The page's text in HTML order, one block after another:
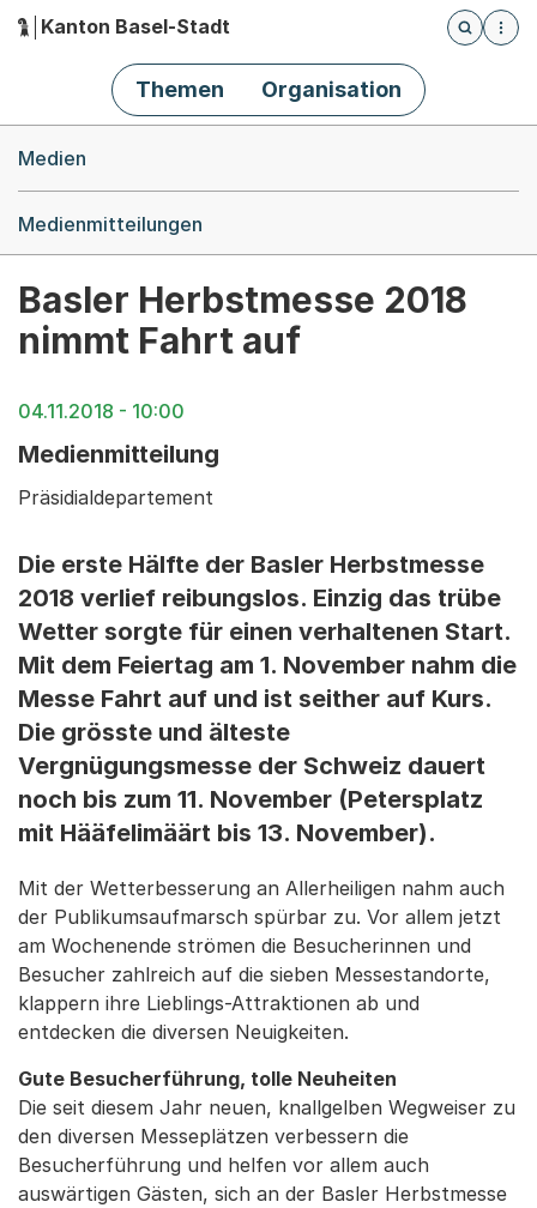
Hauptnavigation
Kanton Basel-Stadt
Öffnet
Themen Organisation
Medien
Medienmitteilungen
Basler Herbstmesse 2018
nimmt Fahrt auf
04.11.2018 - 10:00
Medienmitteilung
Präsidialdepartement
Die erste Hälfte der Basler Herbstmesse
2018 verlief reibungslos. Einzig das trübe
Wetter sorgte für einen verhaltenen Start.
Mit dem Feiertag am 1. November nahm die
Messe Fahrt auf und ist seither auf Kurs.
Die grösste und älteste
Vergnügungsmesse der Schweiz dauert
noch bis zum 11. November (Petersplatz
mit Hääfelimäärt bis 13. November).
Mit der Wetterbesserung an Allerheiligen nahm auch
der Publikumsaufmarsch spürbar zu. Vor allem jetzt
am Wochenende strömen die Besucherinnen und
Besucher zahlreich auf die sieben Messestandorte,
klappern ihre Lieblings-Attraktionen ab und
entdecken die diversen Neuigkeiten.
Gute Besucherführung, tolle Neuheiten
Die seit diesem Jahr neuen, knallgelben Wegweiser zu
den diversen Messeplätzen verbessern die
Besucherführung und helfen vor allem auch
auswärtigen Gästen, sich an der Basler Herbstmesse